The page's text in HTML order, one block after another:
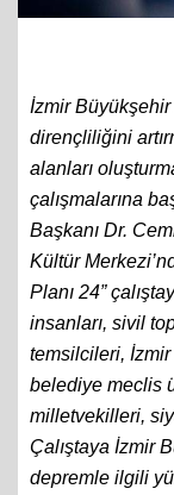
İzmir
dirençliliğini
alanları
çalışmalarına
Başkanı Dr.
Kültür
Planı 24”
insanları, sivil
temsilcileri,
belediye meclis
milletvekilleri,
Çalıştaya İzmir
depremle ilgili